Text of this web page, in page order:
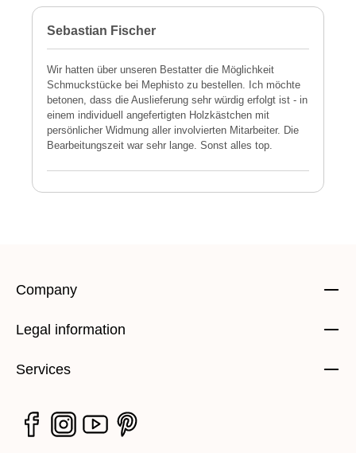
Sebastian Fischer
Wir hatten über unseren Bestatter die Möglichkeit
Schmuckstücke bei Mephisto zu bestellen. Ich möchte
betonen, dass die Auslieferung sehr würdig erfolgt ist - in
einem individuell angefertigten Holzkästchen mit
persönlicher Widmung aller involvierten Mitarbeiter. Die
Bearbeitungszeit war sehr lange. Sonst alles top.
Company
Legal information
Services